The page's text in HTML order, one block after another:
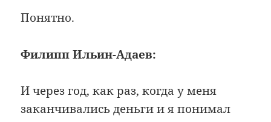
Понятно.
Филипп Ильин-Адаев:
И через год, как раз, когда у меня
заканчивались деньги и я понимал